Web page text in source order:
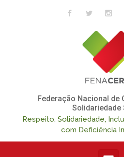
Skip to main content
Federação Nacional de
Solidariedade
Respeito, Solidariedade,
com Deficiência